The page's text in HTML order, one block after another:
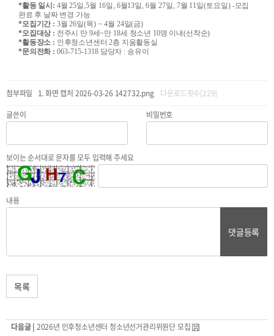
*활동 일시: 4월25일 ,5월 16일 , 6월13일 , 6월 27일 , 7월 11 일(토요일) -모집
완료 후 날짜 변경 가능
*모집기간 : 3월26일(목) ~ 4월 24일(금)
*모집대상 : 전주시 만 9세~만 18세 청소년 10명 이내(선착순)
*활동장소 : 인후청소년센터2층 지움활동실
*문의전화 : 063-715-1318 담당자 : 송유이
첨부파일 화면 캡처 2026-03-26 142732.png
다운로드횟수[229]
글쓴이
비밀번호
보이는 순서대로 문자를 모두 입력해 주세요
내용
댓글등록
목록
다음글 | 2026년 인후청소년센터 청소년선거관리위원단 모집